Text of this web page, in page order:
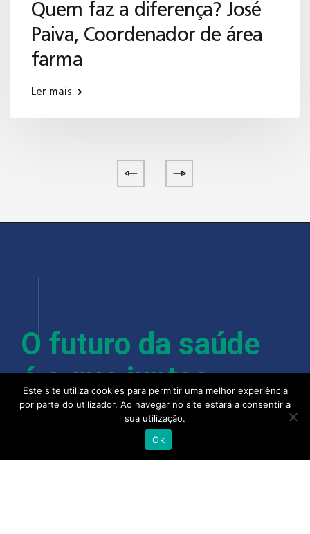
Quem faz a diferença? José
Paiva, Coordenador de área
farma
Ler mais
O futuro da saúde
é o que juntos
fazemos dele.
Este site utiliza cookies para permitir uma melhor experiência
por parte do utilizador. Ao navegar no site estará a consentir a
sua utilização.
Ok